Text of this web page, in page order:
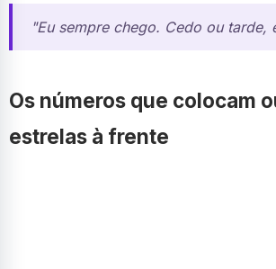
"Eu sempre chego. Cedo ou tarde,
Os números que colocam
estrelas à frente